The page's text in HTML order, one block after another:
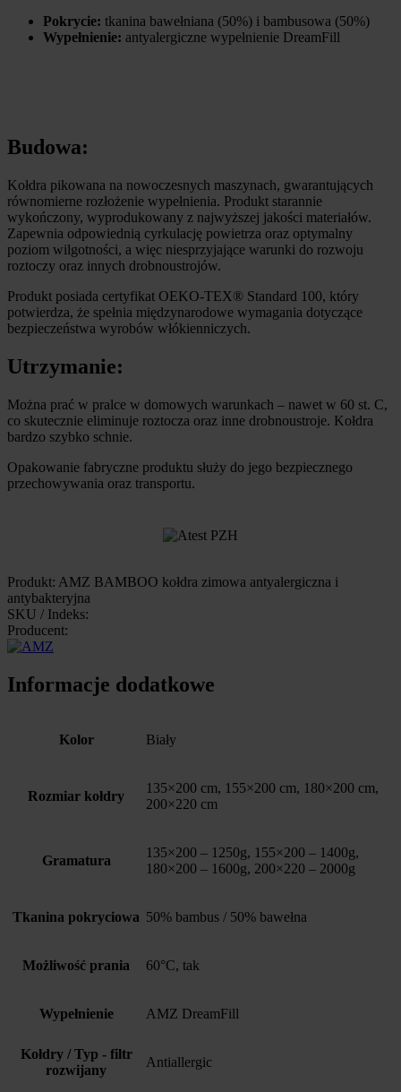
Pokrycie: tkanina bawełniana (50%) i bambusowa (50%)
Wypełnienie: antyalergiczne wypełnienie DreamFill
Budowa:
Kołdra pikowana na nowoczesnych maszynach, gwarantujących
równomierne rozłożenie wypełnienia. Produkt starannie
wykończony, wyprodukowany z najwyższej jakości materiałów.
Zapewnia odpowiednią cyrkulację powietrza oraz optymalny
poziom wilgotności, a więc niesprzyjające warunki do rozwoju
roztoczy oraz innych drobnoustrojów.
Produkt posiada certyfikat OEKO-TEX® Standard 100, który
potwierdza, że spełnia międzynarodowe wymagania dotyczące
bezpieczeństwa wyrobów włókienniczych.
Utrzymanie:
Można prać w pralce w domowych warunkach – nawet w 60 st. C,
co skutecznie eliminuje roztocza oraz inne drobnoustroje. Kołdra
bardzo szybko schnie.
Opakowanie fabryczne produktu służy do jego bezpiecznego
przechowywania oraz transportu.
Produkt: AMZ BAMBOO kołdra zimowa antyalergiczna i
antybakteryjna
SKU / Indeks:
Producent:
Informacje dodatkowe
Kolor Biały
Rozmiar kołdry
135×200 cm, 155×200 cm, 180×200 cm,
200×220 cm
Gramatura
135×200 – 1250g, 155×200 – 1400g,
180×200 – 1600g, 200×220 – 2000g
Tkanina pokryciowa 50% bambus / 50% bawełna
Możliwość prania 60°C, tak
Wypełnienie AMZ DreamFill
Kołdry / Typ - filtr
rozwijany
Antiallergic